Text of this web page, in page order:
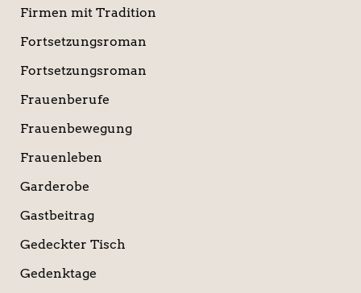
Firmen mit Tradition
Fortsetzungsroman
Fortsetzungsroman
Frauenberufe
Frauenbewegung
Frauenleben
Garderobe
Gastbeitrag
Gedeckter Tisch
Gedenktage